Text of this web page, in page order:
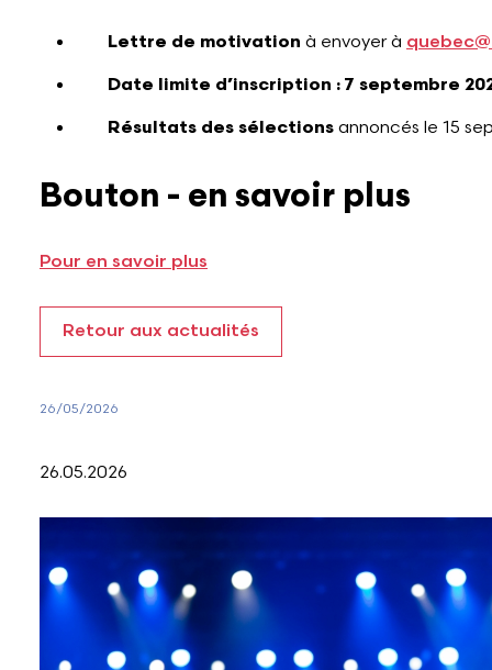
Lettre de motivation à envoyer à
Date limite d’inscription : 7 septembre
Résultats des sélections annoncés le 15
Bouton - en savoir plus
Pour en savoir plus
Retour aux actualités
26/05/2026
26.05.2026